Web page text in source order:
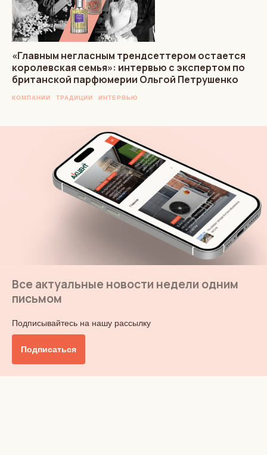
«Главным негласным трендсеттером остается
королевская семья»: интервью с экспертом по
британской парфюмерии Ольгой Петрушенко
КОМПАНИИ ТРАДИЦИИ ИНТЕРВЬЮ
Все актуальные новости недели одним
письмом
Подписывайтесь на нашу рассылку
Подписаться